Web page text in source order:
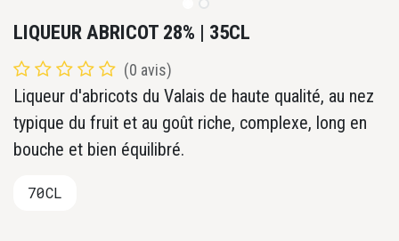
LIQUEUR ABRICOT 28% | 35CL
(0 avis)
Liqueur d'abricots du Valais de haute qualité, au nez
typique du fruit et au goût riche, complexe, long en
bouche et bien équilibré.
70CL